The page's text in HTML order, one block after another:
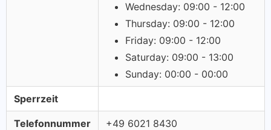
Wednesday: 09:00 - 12:00
Thursday: 09:00 - 12:00
Friday: 09:00 - 12:00
Saturday: 09:00 - 13:00
Sunday: 00:00 - 00:00
Sperrzeit
Telefonnummer +49 6021 8430